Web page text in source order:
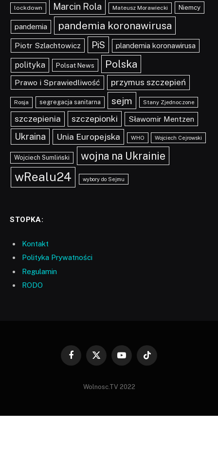
lockdown Marcin Rola Mateusz Morawiecki Niemcy
pandemia pandemia koronawirusa
Piotr Szlachtowicz PiS plandemia koronawirusa
polityka Polsat News Polska
Prawo i Sprawiedliwość przymus szczepień
Rosja segregacja sanitarna sejm Stany Zjednoczone
szczepienia szczepionki Sławomir Mentzen
Ukraina Unia Europejska WHO Wojciech Cejrowski
Wojciech Sumliński wojna na Ukrainie
wRealu24 wybory do Sejmu
STOPKA:
Kontakt
Polityka Prywatności
Regulamin
RODO
Facebook
X
YouTubeTikTok
Wolnosc.TV 2022